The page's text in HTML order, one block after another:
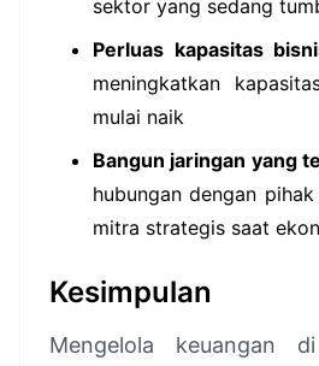
sektor yang sedang
Perluas kapasitas
meningkatkan
mulai naik
Bangun jaringan yang
hubungan dengan
mitra strategis saat
Kesimpulan
Mengelola keuangan